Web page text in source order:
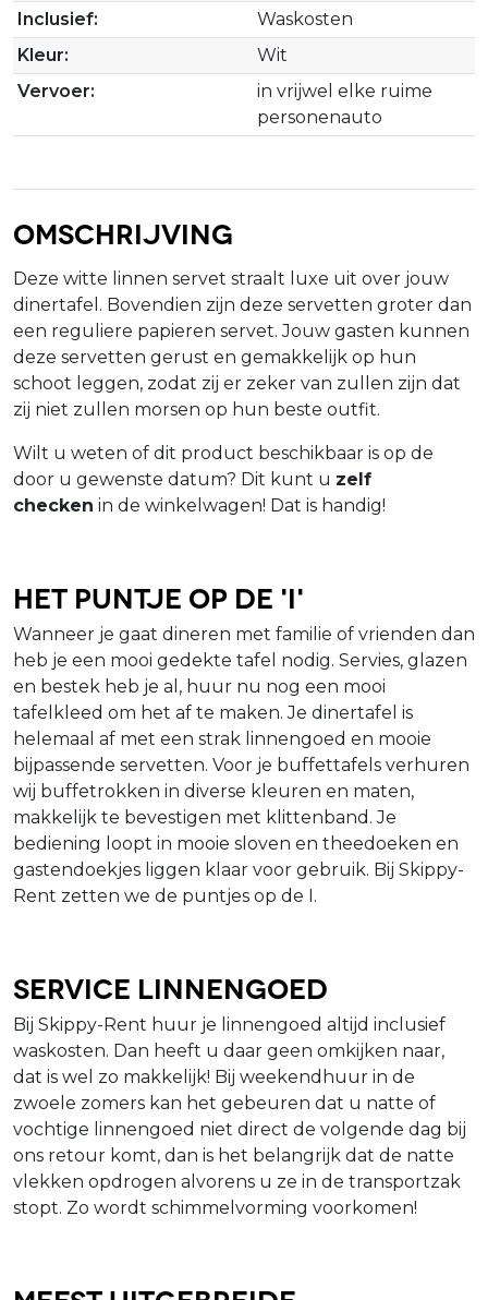
Inclusief:
Waskosten
Kleur:
Wit
Vervoer:
in vrijwel elke ruime
personenauto
Omschrijving
Deze witte linnen servet straalt luxe uit over jouw
dinertafel. Bovendien zijn deze servetten groter dan
een reguliere papieren servet. Jouw gasten kunnen
deze servetten gerust en gemakkelijk op hun
schoot leggen, zodat zij er zeker van zullen zijn dat
zij niet zullen morsen op hun beste outfit.
Wilt u weten of dit product beschikbaar is op de
door u gewenste datum? Dit kunt u zelf
checken in de winkelwagen! Dat is handig!
Het puntje op de 'i'
Wanneer je gaat dineren met familie of vrienden dan
heb je een mooi gedekte tafel nodig. Servies, glazen
en bestek heb je al, huur nu nog een mooi
tafelkleed om het af te maken. Je dinertafel is
helemaal af met een strak linnengoed en mooie
bijpassende servetten. Voor je buffettafels verhuren
wij buffetrokken in diverse kleuren en maten,
makkelijk te bevestigen met klittenband. Je
bediening loopt in mooie sloven en theedoeken en
gastendoekjes liggen klaar voor gebruik. Bij Skippy-
Rent zetten we de puntjes op de I.
Service linnengoed
Bij Skippy-Rent huur je linnengoed altijd inclusief
waskosten. Dan heeft u daar geen omkijken naar,
dat is wel zo makkelijk! Bij weekendhuur in de
zwoele zomers kan het gebeuren dat u natte of
vochtige linnengoed niet direct de volgende dag bij
ons retour komt, dan is het belangrijk dat de natte
vlekken opdrogen alvorens u ze in de transportzak
stopt. Zo wordt schimmelvorming voorkomen!